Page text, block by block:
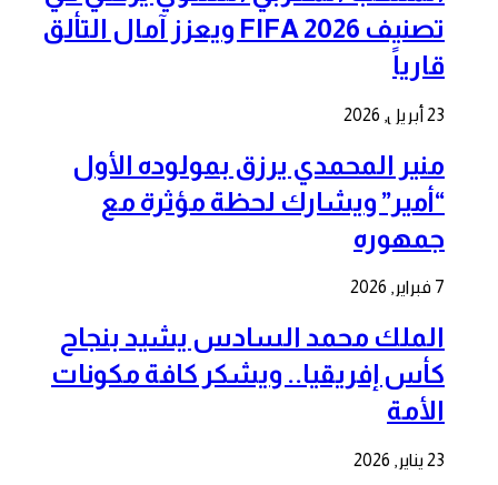
تصنيف FIFA 2026 ويعزز آمال التألق
قارياً
23 أبريل, 2026
منير المحمدي يرزق بمولوده الأول
“أمير” ويشارك لحظة مؤثرة مع
جمهوره
7 فبراير, 2026
الملك محمد السادس يشيد بنجاح
كأس إفريقيا.. ويشكر كافة مكونات
الأمة
23 يناير, 2026